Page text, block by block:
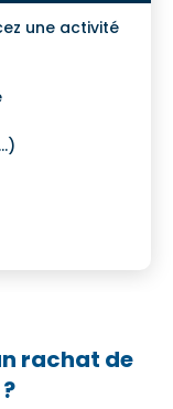
une activité
rachat de